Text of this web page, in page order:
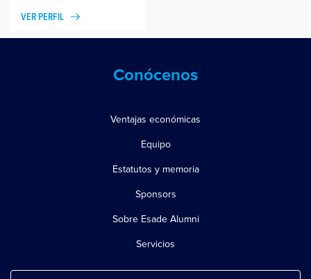
VER PERFIL
Conócenos
Ventajas económicas
Equipo
Estatutos y memoria
Sponsors
Sobre Esade Alumni
Servicios